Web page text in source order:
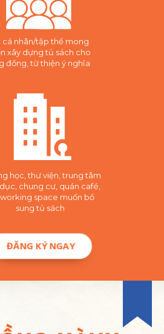
ĐĂNG KÝ NGAY
cá nhân/tập thể mong
xây dựng tủ sách cho
đồng, từ thiện ý nghĩa
học, thư viện, trung tâm
chung cư, quán café,
space muốn bổ
sung tủ sách